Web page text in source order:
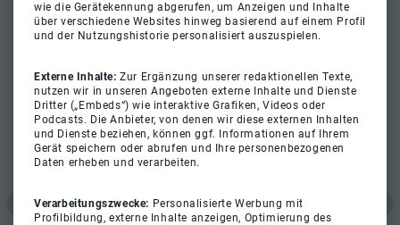
wie die Gerätekennung abgerufen, um Anzeigen und Inhalte
über verschiedene Websites hinweg basierend auf einem Profil
und der Nutzungshistorie personalisiert auszuspielen.
Externe Inhalte:Zur Ergänzung unserer redaktionellen Texte,
nutzen wir in unseren Angeboten externe Inhalte und Dienste
Dritter („Embeds“) wie interaktive Grafiken, Videos oder
Podcasts. Die Anbieter, von denen wir diese externen Inhalten
und Dienste beziehen, können ggf. Informationen auf Ihrem
Gerät speichern oder abrufen und Ihre personenbezogenen
Daten erheben und verarbeiten.
Verarbeitungszwecke: Personalisierte Werbung mit
Profilbildung, externe Inhalte anzeigen, Optimierung des